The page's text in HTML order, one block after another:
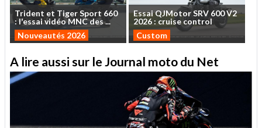
Trident et TigerSport 660
: l'essaividéoMNCdes...
Nouveautés 2026
EssaiQJMotorSRV 600V2
2026 : cruise control
Custom
A lire aussi sur le Journal moto du Net